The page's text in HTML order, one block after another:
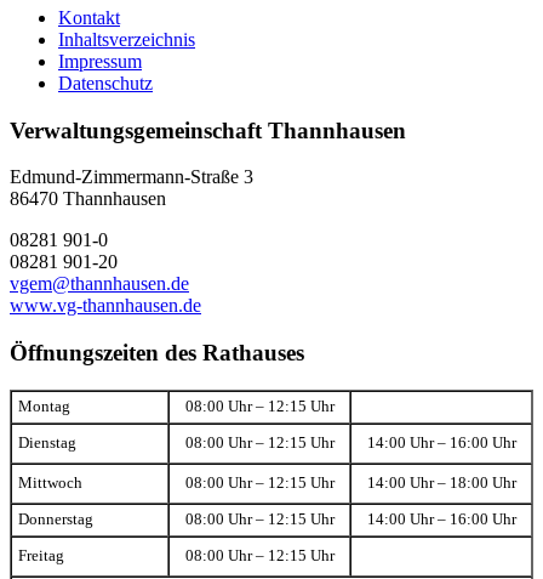
Kontakt
Inhaltsverzeichnis
Impressum
Datenschutz
Verwaltungsgemeinschaft Thannhausen
Edmund-Zimmermann-Straße 3
86470 Thannhausen
08281 901-0
08281 901-20
vgem@thannhausen.de
www.vg-thannhausen.de
Öffnungszeiten des Rathauses
Montag 08:00 Uhr – 12:15 Uhr
Dienstag 08:00 Uhr – 12:15 Uhr 14:00 Uhr – 16:00 Uhr
Mittwoch 08:00 Uhr – 12:15 Uhr 14:00 Uhr – 18:00 Uhr
Donnerstag 08:00 Uhr – 12:15 Uhr 14:00 Uhr – 16:00 Uhr
Freitag 08:00 Uhr – 12:15 Uhr